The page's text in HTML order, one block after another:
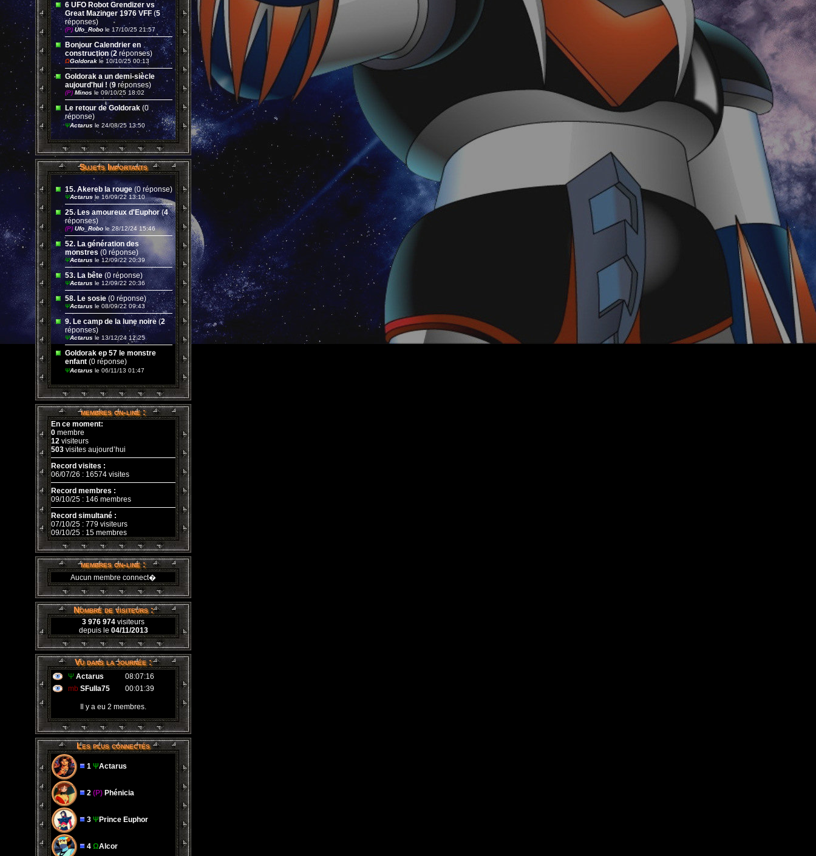
6 UFO Robot Grendizer vs
Great Mazinger 1976 VFF (5
réponses)
(P)Ufo_Robo le 17/10/25 21:57
Bonjour Calendrier en
construction(2réponses)
ΩGoldorak le 10/10/25 00:13
Goldorak a un demi-siècle
aujourd'hui ! (9 réponses)
(P) Minos le 09/10/25 18:02
Le retour de Goldorak (0
réponse)
ΨActarus le 24/08/25 13:50
Sujets Importants
15. Akereb la rouge (0 réponse)
ΨActarusle 16/09/22 13:10
25. Les amoureux d'Euphor(4
réponses)
(P) Ufo_Robo le 28/12/24 15:46
52. La génération des
monstres (0 réponse)
ΨActarus le 12/09/22 20:39
53. La bête (0 réponse)
ΨActarus le 12/09/22 20:36
58. Le sosie (0 réponse)
ΨActarus le 08/09/22 09:43
9. Le camp de la lune noire(2
réponses)
ΨActarus le 13/12/24 12:25
Goldorak ep 57 le monstre
enfant (0 réponse)
ΨActarus le 06/11/13 01:47
membres on-line :
En ce moment:
0 membre
12 visiteurs
503 visites aujourd’hui
Record visites :
06/07/26 : 16574 visites
Record membres :
09/10/25 : 146 membres
Record simultané :
07/10/25 : 779 visiteurs
09/10/25 : 15 membres
membres on-line :
Aucun membre connect�
Nombre de visiteurs :
3 976 974 visiteurs
depuis le 04/11/2013
Vu dans la journée :
Ψ Actarus
08:07:16
mb SFulla75 00:01:39
Il y a eu 2 membres.
Les plus connectés
1 ΨActarus
2 (P) Phénicia
3 Ψ Prince Euphor
4 ΩAlcor